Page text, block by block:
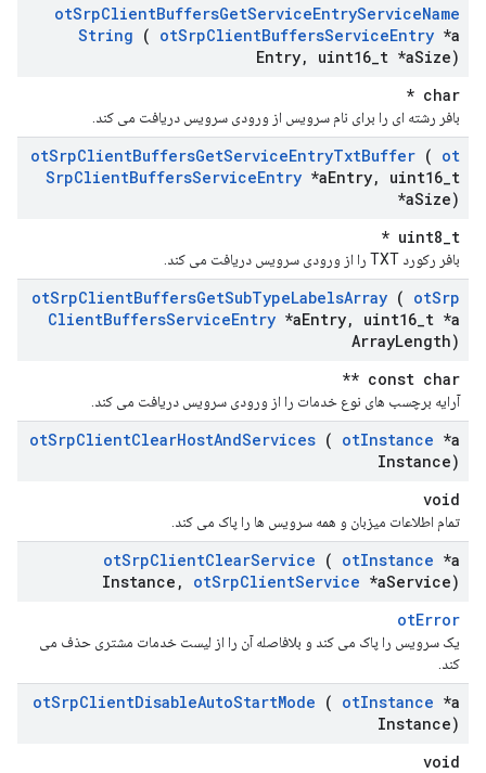
otSrpClientBuffersGetServiceEntryServiceName
String ( otSrpClientBuffersServiceEntry *a
Entry, uint16 t *aSize)
char *
بافر رشته ای را برای نام سرویس از ورودی سرویس دریافت می کند.
otSrpClientBuffersGetServiceEntryTxtBuffer ( ot
SrpClientBuffersServiceEntry *aEntry, uint16 t
*aSize)
uint8_t *
بافر رکورد TXT را از ورودی سرویس دریافت می کند.
otSrpClientBuffersGetSubTypeLabelsArray ( otSrp
ClientBuffersServiceEntry *aEntry, uint16 t *a
ArrayLength)
const char **
آرایه برچسب های نوع خدمات را از ورودی سرویس دریافت می کند.
otSrpClientClearHostAndServices ( otInstance *a
Instance)
void
تمام اطلاعات میزبان و همه سرویس ها را پاک می کند.
otSrpClientClearService ( otInstance *a
Instance , otSrpClientService *aService)
otError
یک سرویس را پاک می کند و بلافاصله آن را از لیست خدمات مشتری حذف می
کند.
otSrpClientDisableAutoStartMode ( otInstance *a
Instance)
void